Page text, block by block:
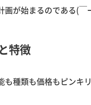
画が始まるのである(
特徴
も種類も価格もピンキ